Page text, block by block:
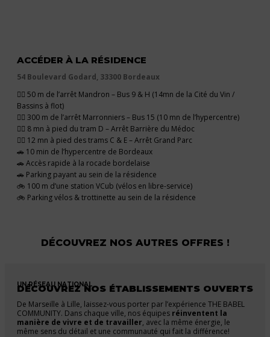
ACCÉDER À LA RÉSIDENCE
54 Boulevard Godard, 33300 Bordeaux
🚶‍♂️ 50 m de l’arrêt Mandron – Bus 9 & H (14mn de la Cité du Vin /
Bassins à flot)
🚶‍♂️ 300 m de l’arrêt Marronniers – Bus 15 (10 mn de l’hypercentre)
🚶‍♂️ 8 mn à pied du tram D – Arrêt Barrière du Médoc
🚶‍♂️ 12 mn à pied des trams C & E – Arrêt Grand Parc
🚗 10 min de l’hypercentre de Bordeaux
🚗 Accès rapide à la rocade bordelaise
🚗 Parking payant au sein de la résidence
🚲 100 m d’une station VCub (vélos en libre-service)
🚲 Parking vélos & trottinette au sein de la résidence
DÉCOUVREZ NOS AUTRES OFFRES !
UN RÉSEAU NATIONAL
DÉCOUVREZ NOS ÉTABLISSEMENTS OUVERTS
De Marseille à Lille, laissez-vous porter par l’expérience THE BABEL
COMMUNITY. Dans chaque ville, nos équipes réinventent la
manière de vivre et de travailler, avec la même énergie, le
même sens du détail et une communauté qui fait la différence!